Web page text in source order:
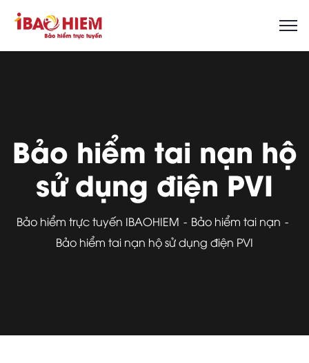
Bảo hiểm tai nạn hộ
sử dụng điện PVI
Bảo hiểm trực tuyến IBAOHIEM
Bảo hiểm tai nạn
Bảo hiểm tai nạn hộ sử dụng điện PVI